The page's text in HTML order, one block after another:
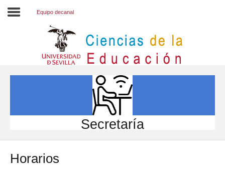
INVESTIGACIÓN
INTERNACIONAL
Equipo decanal
Secretaría
Horarios